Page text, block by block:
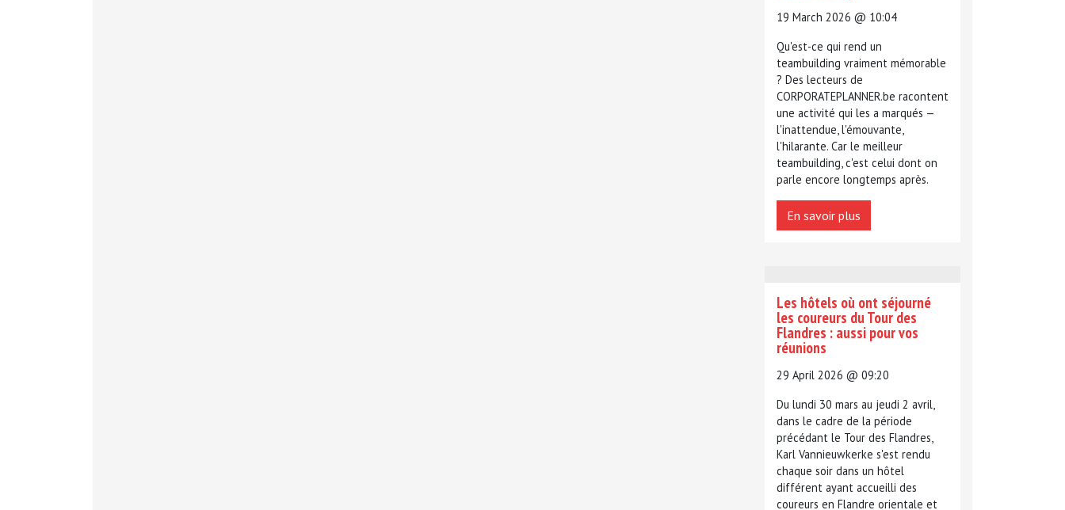
19 March 2026 @ 10:04
Qu'est-ce qui rend un
teambuilding vraiment mémorable
? Des lecteurs de
CORPORATEPLANNER.be racontent
une activité qui les a marqués —
l'inattendue, l'émouvante,
l'hilarante. Car le meilleur
teambuilding, c'est celui dont on
parle encore longtemps après.
En savoir plus
Les hôtels où ont séjourné
les coureurs du Tour des
Flandres : aussi pour vos
réunions
29 April 2026 @ 09:20
Du lundi 30 mars au jeudi 2 avril,
dans le cadre de la période
précédant le Tour des Flandres,
Karl Vannieuwkerke s'est rendu
chaque soir dans un hôtel
différent ayant accueilli des
coureurs en Flandre orientale et